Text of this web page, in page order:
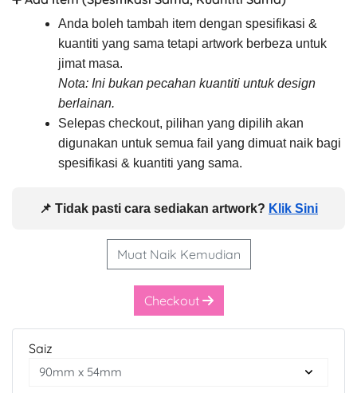
Anda boleh tambah item dengan spesifikasi &
kuantiti yang sama tetapi artwork berbeza untuk
jimat masa.
Nota: Ini bukan pecahan kuantiti untuk design
berlainan.
Selepas checkout, pilihan yang dipilih akan
digunakan untuk semua fail yang dimuat naik bagi
spesifikasi & kuantiti yang sama.
📌 Tidak pasti cara sediakan artwork? Klik Sini
Muat Naik Kemudian
Checkout
Saiz